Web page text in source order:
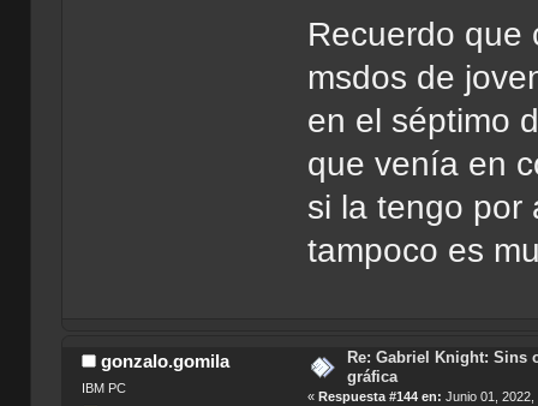
Recuerdo que
msdos de
en el séptimo
que venía en
si la tengo por
tampoco es
gonzalo.gomila
IBM PC
Re: Gabriel Knight: Sins
gráfica
« Respuesta #144 en: Junio 01,